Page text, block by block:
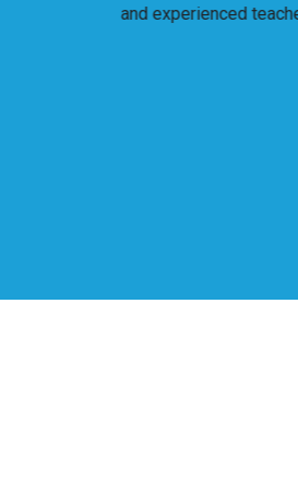
and experienced teachers